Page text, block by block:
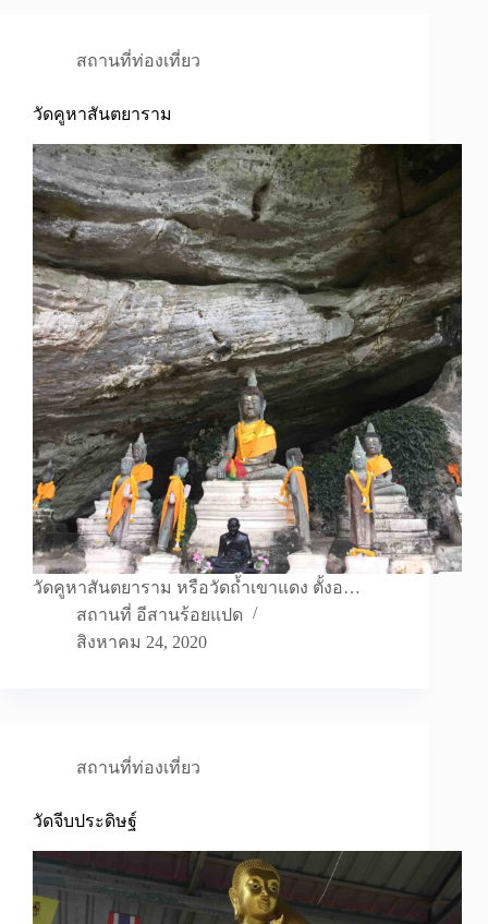
สถานที่ท่องเที่ยว
วัดคูหาสันตยาราม
วัดคูหาสันตยาราม หรือวัดถ้ำเขาแดง ตั้งอ…
สถานที่ อีสานร้อยแปด
สิงหาคม 24, 2020
สถานที่ท่องเที่ยว
วัดจีบประดิษฐ์